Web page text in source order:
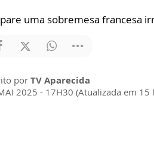
uma sobremesa francesa
por TV Aparecida
2025 - 17H30 (Atualizada em 15